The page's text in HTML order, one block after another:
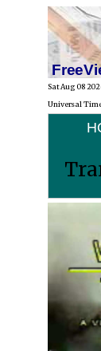
Sat Aug 08
Universal